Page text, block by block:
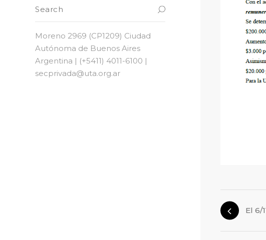
Moreno 2969 (CP1209) Ciudad
Autónoma de Buenos Aires
Argentina | (+5411) 4011-6100 |
secprivada@uta.org.ar